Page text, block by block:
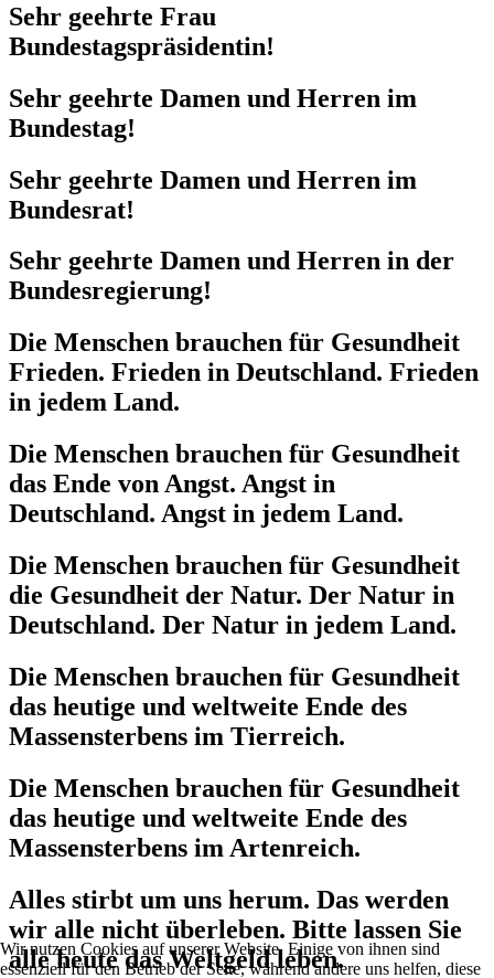
Sehr geehrte Frau
Bundestagspräsidentin!
Sehr geehrte Damen und Herren im
Bundestag!
Sehr geehrte Damen und Herren im
Bundesrat!
Sehr geehrte Damen und Herren in der
Bundesregierung!
Die Menschen brauchen für Gesundheit
Frieden. Frieden in Deutschland. Frieden
in jedem Land.
Die Menschen brauchen für Gesundheit
das Ende von Angst. Angst in
Deutschland. Angst in jedem Land.
Die Menschen brauchen für Gesundheit
die Gesundheit der Natur. Der Natur in
Deutschland. Der Natur in jedem Land.
Die Menschen brauchen für Gesundheit
das heutige und weltweite Ende des
Massensterbens im Tierreich.
Die Menschen brauchen für Gesundheit
das heutige und weltweite Ende des
Massensterbens im Artenreich.
Alles stirbt um uns herum. Das werden
wir alle nicht überleben. Bitte lassen Sie
alle heute das Weltgeld leben.
Wir nutzen Cookies auf unserer Website. Einige von ihnen sind
essenziell für den Betrieb der Seite, während andere uns helfen, diese